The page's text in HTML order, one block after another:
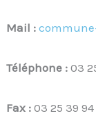
Mail :
Téléphone :03
Fax :03 25 39 94